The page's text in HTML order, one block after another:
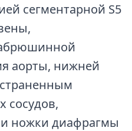
сегментарной S5
аорты, нижней
сосудов,
ножки диафрагмы